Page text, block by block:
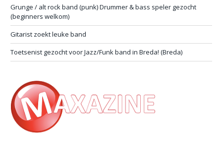
Grunge / alt rock band (punk) Drummer & bass speler gezocht
(beginners welkom)
Gitarist zoekt leuke band
Toetsenist gezocht voor Jazz/Funk band in Breda! (Breda)